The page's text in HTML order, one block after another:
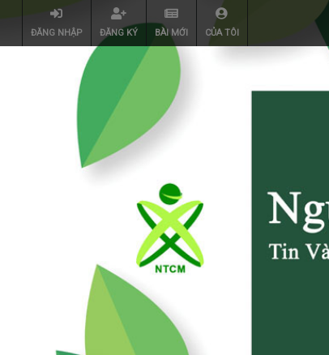
ĐĂNG NHẬP ĐĂNG KÝ BÀI MỚI CỦA TÔI